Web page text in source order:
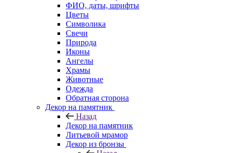
ФИО, даты, шрифты
Цветы
Символика
Свечи
Природа
Иконы
Ангелы
Храмы
Животные
Одежда
Обратная сторона
Декор на памятник
Назад
Декор на памятник
Литьевой мрамор
Декор из бронзы